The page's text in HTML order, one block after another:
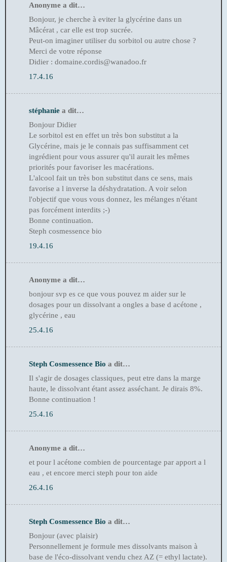
Anonyme a dit…
Bonjour, je cherche à eviter la glycérine dans un
Mâcérat , car elle est trop sucrée.
Peut-on imaginer utiliser du sorbitol ou autre chose ?
Merci de votre réponse
Didier : domaine.cordis@wanadoo.fr
17.4.16
stéphanie a dit…
Bonjour Didier
Le sorbitol est en effet un très bon substitut a la
Glycérine, mais je le connais pas suffisamment cet
ingrédient pour vous assurer qu'il aurait les mêmes
priorités pour favoriser les macérations.
L'alcool fait un très bon substitut dans ce sens, mais
favorise a l inverse la déshydratation. A voir selon
l'objectif que vous vous donnez, les mélanges n'étant
pas forcément interdits ;-)
Bonne continuation.
Steph cosmessence bio
19.4.16
Anonyme a dit…
bonjour svp es ce que vous pouvez m aider sur le
dosages pour un dissolvant a ongles a base d acétone ,
glycérine , eau
25.4.16
Steph Cosmessence Bio a dit…
Il s'agir de dosages classiques, peut etre dans la marge
haute, le dissolvant étant assez asséchant. Je dirais 8%.
Bonne continuation !
25.4.16
Anonyme a dit…
et pour l acétone combien de pourcentage par apport a l
eau , et encore merci steph pour ton aide
26.4.16
Steph Cosmessence Bio a dit…
Bonjour (avec plaisir)
Personnellement je formule mes dissolvants maison à
base de l'éco-dissolvant vendu chez AZ (= ethyl lactate).